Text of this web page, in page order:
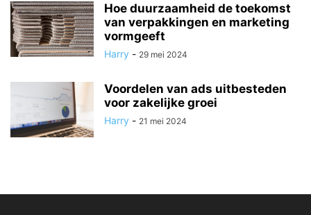
Hoe duurzaamheid de toekomst
van verpakkingen en marketing
vormgeeft
Harry - 29 mei 2024
Voordelen van ads uitbesteden
voor zakelijke groei
Harry - 21 mei 2024